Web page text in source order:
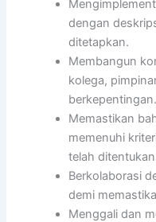
dengan
ditetapkan.
Membangun
kolega,
berkepentingan.
Memastikan
memenuhi
telah
Berkolaborasi
demi
Menggali dan